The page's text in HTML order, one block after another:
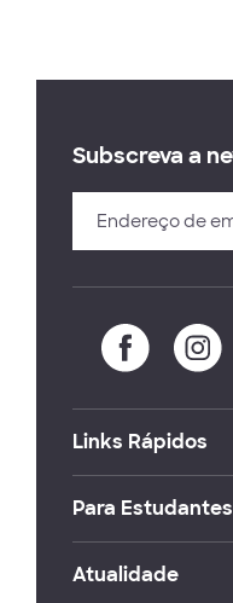
Subscreva a
Links Rápidos
Para Estudantes
Atualidade